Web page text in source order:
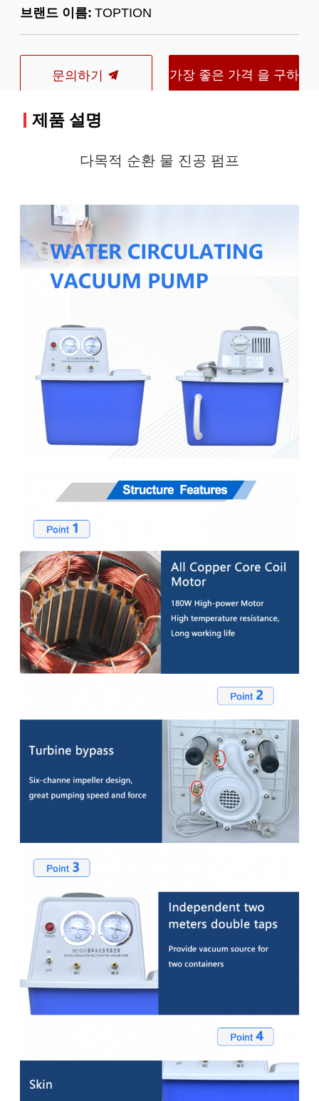
브랜드 이름: TOPTION
문의하기 가장 좋은 가격 을 구하
제품 설명
다목적 순환 물 진공 펌프